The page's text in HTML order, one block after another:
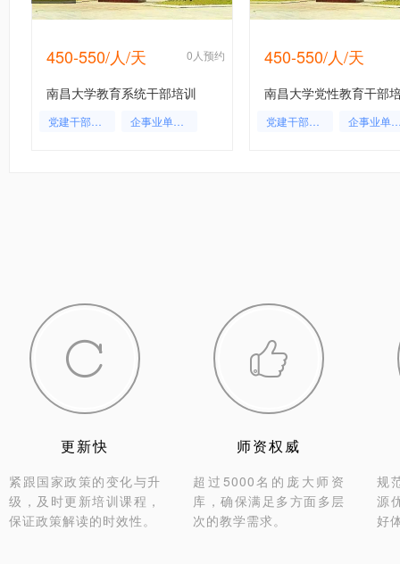
450-550/人/天 0人预约
南昌大学教育系统干部培训
党建干部培训 企事业单位干部培训
450-550/人/天
南昌大学党性教育干部
党建干部培训 企事业单位

更新快
紧跟国家政策的变化与升
级，及时更新培训课程，
保证政策解读的时效性。

师资权威
超过5000名的庞大师资
库，确保满足多方面多层
次的教学需求。
规
源
好